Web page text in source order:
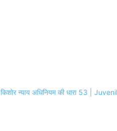
किशोर न्याय अधिनियम की धारा 53 |